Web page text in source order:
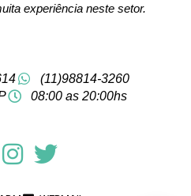
experiência neste setor.
(11)98814-3260
08:00 as 20:00hs